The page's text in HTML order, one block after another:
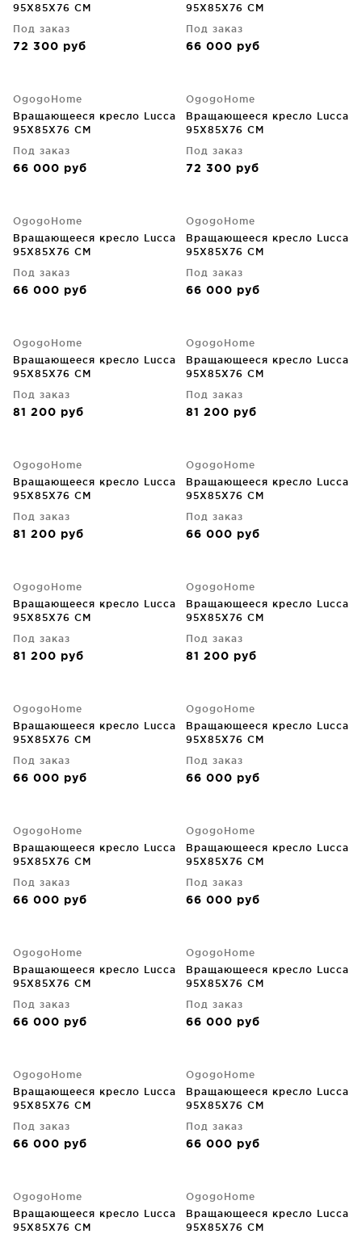
95X85X76 CM
Под заказ
72 300 руб
95X85X76 CM
Под заказ
66 000 руб
OgogoHome
Вращающееся кресло Lucca
95X85X76 CM
Под заказ
66 000 руб
OgogoHome
Вращающееся кресло Lucca
95X85X76 CM
Под заказ
72 300 руб
OgogoHome
Вращающееся кресло Lucca
95X85X76 CM
Под заказ
66 000 руб
OgogoHome
Вращающееся кресло Lucca
95X85X76 CM
Под заказ
66 000 руб
OgogoHome
Вращающееся кресло Lucca
95X85X76 CM
Под заказ
81 200 руб
OgogoHome
Вращающееся кресло Lucca
95X85X76 CM
Под заказ
81 200 руб
OgogoHome
Вращающееся кресло Lucca
95X85X76 CM
Под заказ
81 200 руб
OgogoHome
Вращающееся кресло Lucca
95X85X76 CM
Под заказ
66 000 руб
OgogoHome
Вращающееся кресло Lucca
95X85X76 CM
Под заказ
81 200 руб
OgogoHome
Вращающееся кресло Lucca
95X85X76 CM
Под заказ
81 200 руб
OgogoHome
Вращающееся кресло Lucca
95X85X76 CM
Под заказ
66 000 руб
OgogoHome
Вращающееся кресло Lucca
95X85X76 CM
Под заказ
66 000 руб
OgogoHome
Вращающееся кресло Lucca
95X85X76 CM
Под заказ
66 000 руб
OgogoHome
Вращающееся кресло Lucca
95X85X76 CM
Под заказ
66 000 руб
OgogoHome
Вращающееся кресло Lucca
95X85X76 CM
Под заказ
66 000 руб
OgogoHome
Вращающееся кресло Lucca
95X85X76 CM
Под заказ
66 000 руб
OgogoHome
Вращающееся кресло Lucca
95X85X76 CM
Под заказ
66 000 руб
OgogoHome
Вращающееся кресло Lucca
95X85X76 CM
Под заказ
66 000 руб
OgogoHome
Вращающееся кресло Lucca
95X85X76 CM
OgogoHome
Вращающееся кресло Lucca
95X85X76 CM